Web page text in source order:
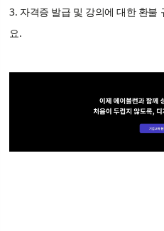
3. 자격증 발급 및 강의에 대한 환불
요.